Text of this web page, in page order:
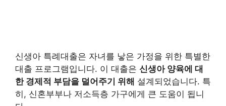
신생아 특례대출은 자녀를 낳은 가정을 위한 특별한
대출 프로그램입니다. 이 대출은 신생아 양육에 대
한 경제적 부담을 덜어주기 위해 설계되었습니다. 특
히, 신혼부부나 저소득층 가구에게 큰 도움이 됩니